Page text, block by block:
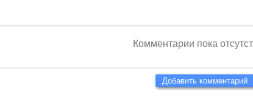
Комментарии пока
Добавить комментарий